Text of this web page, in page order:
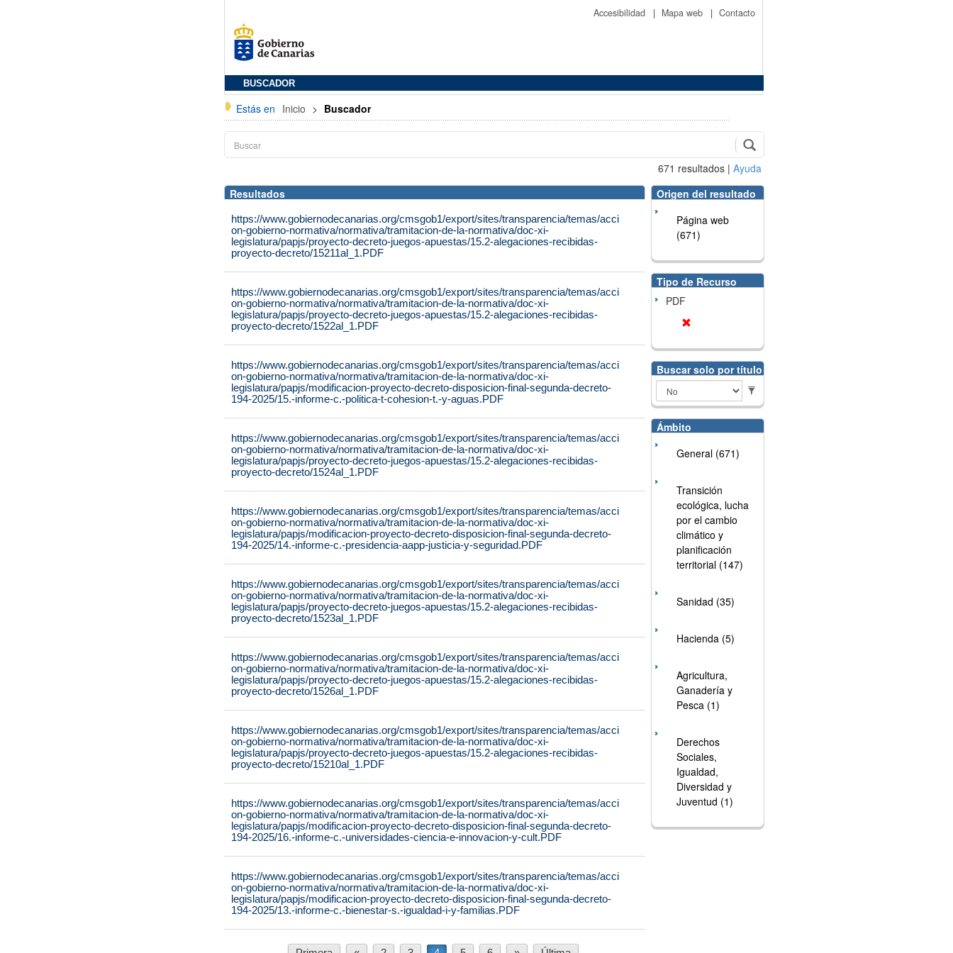
Accesibilidad | Mapa web | Contacto
BUSCADOR
Estás en Inicio > Buscador
671 resultados | Ayuda
Resultados
https://www.gobiernodecanarias.org/cmsgob1/export/sites/transparencia/temas/acci
on-gobierno-normativa/normativa/tramitacion-de-la-normativa/doc-xi-
legislatura/papjs/proyecto-decreto-juegos-apuestas/15.2-alegaciones-recibidas-
proyecto-decreto/15211al_1.PDF
https://www.gobiernodecanarias.org/cmsgob1/export/sites/transparencia/temas/acci
on-gobierno-normativa/normativa/tramitacion-de-la-normativa/doc-xi-
legislatura/papjs/proyecto-decreto-juegos-apuestas/15.2-alegaciones-recibidas-
proyecto-decreto/1522al_1.PDF
https://www.gobiernodecanarias.org/cmsgob1/export/sites/transparencia/temas/acci
on-gobierno-normativa/normativa/tramitacion-de-la-normativa/doc-xi-
legislatura/papjs/modificacion-proyecto-decreto-disposicion-final-segunda-decreto-
194-2025/15.-informe-c.-politica-t-cohesion-t.-y-aguas.PDF
https://www.gobiernodecanarias.org/cmsgob1/export/sites/transparencia/temas/acci
on-gobierno-normativa/normativa/tramitacion-de-la-normativa/doc-xi-
legislatura/papjs/proyecto-decreto-juegos-apuestas/15.2-alegaciones-recibidas-
proyecto-decreto/1524al_1.PDF
https://www.gobiernodecanarias.org/cmsgob1/export/sites/transparencia/temas/acci
on-gobierno-normativa/normativa/tramitacion-de-la-normativa/doc-xi-
legislatura/papjs/modificacion-proyecto-decreto-disposicion-final-segunda-decreto-
194-2025/14.-informe-c.-presidencia-aapp-justicia-y-seguridad.PDF
https://www.gobiernodecanarias.org/cmsgob1/export/sites/transparencia/temas/acci
on-gobierno-normativa/normativa/tramitacion-de-la-normativa/doc-xi-
legislatura/papjs/proyecto-decreto-juegos-apuestas/15.2-alegaciones-recibidas-
proyecto-decreto/1523al_1.PDF
https://www.gobiernodecanarias.org/cmsgob1/export/sites/transparencia/temas/acci
on-gobierno-normativa/normativa/tramitacion-de-la-normativa/doc-xi-
legislatura/papjs/proyecto-decreto-juegos-apuestas/15.2-alegaciones-recibidas-
proyecto-decreto/1526al_1.PDF
https://www.gobiernodecanarias.org/cmsgob1/export/sites/transparencia/temas/acci
on-gobierno-normativa/normativa/tramitacion-de-la-normativa/doc-xi-
legislatura/papjs/proyecto-decreto-juegos-apuestas/15.2-alegaciones-recibidas-
proyecto-decreto/15210al_1.PDF
https://www.gobiernodecanarias.org/cmsgob1/export/sites/transparencia/temas/acci
on-gobierno-normativa/normativa/tramitacion-de-la-normativa/doc-xi-
legislatura/papjs/modificacion-proyecto-decreto-disposicion-final-segunda-decreto-
194-2025/16.-informe-c.-universidades-ciencia-e-innovacion-y-cult.PDF
https://www.gobiernodecanarias.org/cmsgob1/export/sites/transparencia/temas/acci
on-gobierno-normativa/normativa/tramitacion-de-la-normativa/doc-xi-
legislatura/papjs/modificacion-proyecto-decreto-disposicion-final-segunda-decreto-
194-2025/13.-informe-c.-bienestar-s.-igualdad-i-y-familias.PDF
Origen del resultado
Página web
(671)
Tipo de Recurso
PDF
Buscar solo por título
Ámbito
General (671)
Transición
ecológica, lucha
por el cambio
climático y
planificación
territorial (147)
Sanidad (35)
Hacienda (5)
Agricultura,
Ganadería y
Pesca (1)
Derechos
Sociales,
Igualdad,
Diversidad y
Juventud (1)